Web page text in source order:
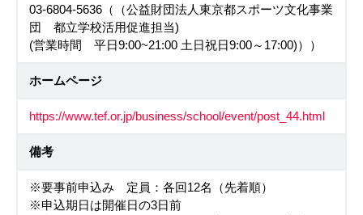
03-6804-5636（（公益財団法人東京都スポーツ文化事業
団 都立学校活用促進担当)
(営業時間 平日9:00~21:00 土日祝日9:00～17:00)））
ホームページ
https://www.tef.or.jp/business/school/event/post_44.html
備考
※要事前申込み 定員：各回12名（先着順）
※申込期日は開催日の3日前